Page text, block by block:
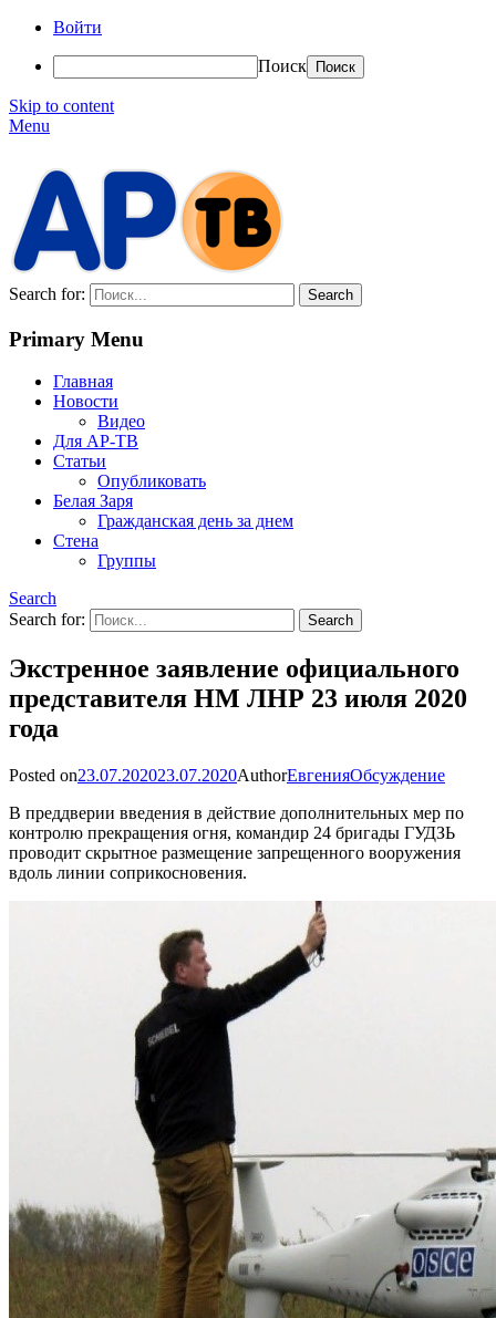
Войти
Поиск
Skip to content
Menu
Search for:
Primary Menu
Главная
Новости
Видео
Для АР-ТВ
Статьи
Опубликовать
Белая Заря
Гражданская день за днем
Стена
Группы
Search
Search for:
Экстренное заявление официального
представителя НМ ЛНР 23 июля 2020
года
Posted on23.07.202023.07.2020AuthorЕвгенияОбсуждение
В преддверии введения в действие дополнительных мер по
контролю прекращения огня, командир 24 бригады ГУДЗЬ
проводит скрытное размещение запрещенного вооружения
вдоль линии соприкосновения.